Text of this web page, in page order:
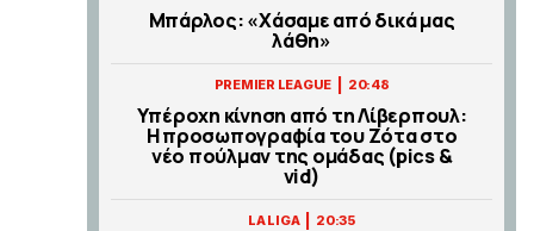
Μπάρλος: «Χάσαμε από δικά μας
λάθη»
PREMIER LEAGUE 20:48
Υπέροχη κίνηση από τη Λίβερπουλ:
Η προσωπογραφία του Ζότα στο
νέο πούλμαν της ομάδας (pics &
vid)
LA LIGA 20:35